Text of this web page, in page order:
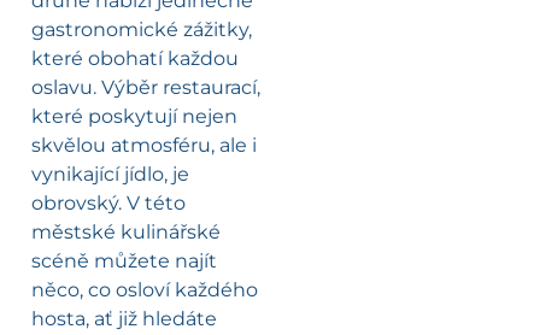
gastronomické zážitky,
které obohatí každou
oslavu. Výběr restaurací,
které poskytují nejen
skvělou atmosféru, ale i
vynikající jídlo, je
obrovský. V této
městské kulinářské
scéně můžete najít
něco, co osloví každého
hosta, ať již hledáte